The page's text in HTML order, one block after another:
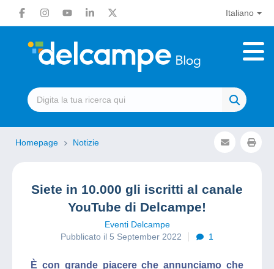
Italiano
Homepage Notizie
Siete in 10.000 gli iscritti al canale
YouTube di Delcampe!
Eventi Delcampe
Pubblicato il 5 September 2022
1
È con grande piacere che annunciamo che